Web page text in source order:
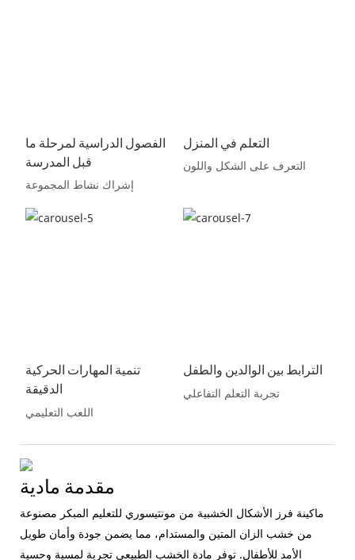
الفصول الدراسية لمرحلة ما
قبل المدرسة
إشراك نشاط المجموعة
التعلم في المنزل
التعرف على الشكل واللون
تنمية المهارات الحركية
الدقيقة
اللعب التعليمي
الترابط بين الوالدين والطفل
تجربة التعلم التفاعلي
مقدمة مادية
ماكينة فرز الأشكال الخشبية من مونتيسوري للتعليم المبكر مصنوعة
من خشب الزان المتين والمستدام، مما يضمن جودة وأمان طويل
الأمد للأطفال. توفر مادة الخشب الطبيعي تجربة لمسية وحسية